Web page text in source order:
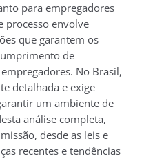
para empregadores
processo envolve
que garantem os
de
No Brasil,
detalhada e exige
um ambiente de
análise completa,
desde as leis e
recentes e tendências